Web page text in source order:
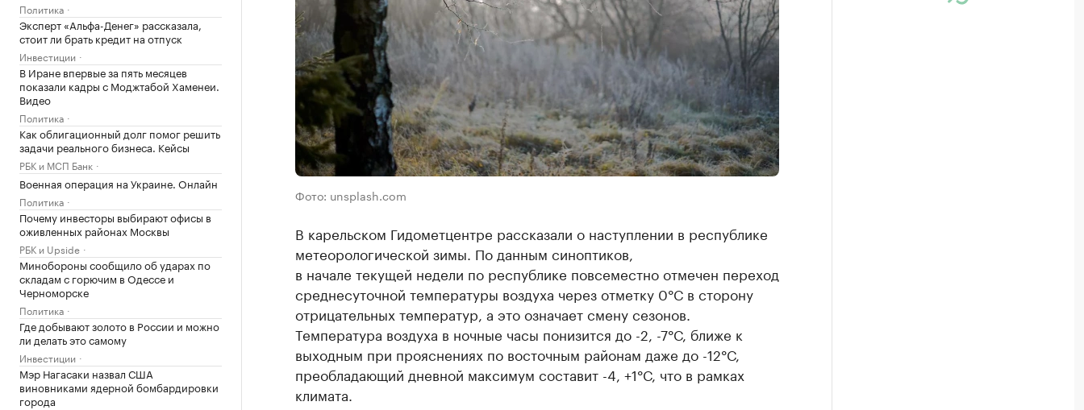
Политика
Эксперт «Альфа-Денег» рассказала,
стоит ли брать кредит на отпуск
Инвестиции
В Иране впервые за пять месяцев
показали кадры с Моджтабой Хаменеи.
Видео
Политика
Как облигационный долг помог решить
задачи реального бизнеса. Кейсы
РБК и МСП Банк
Военная операция на Украине. Онлайн
Политика
Почему инвесторы выбирают офисы в
оживленных районах Москвы
РБК и Upside
Минобороны сообщило об ударах по
складам с горючим в Одессе и
Черноморске
Политика
Где добывают золото в России и можно
ли делать это самому
Инвестиции
Мэр Нагасаки назвал США
виновниками ядерной бомбардировки
города
Фото: unsplash.com
В карельском Гидометцентре рассказали о наступлении в республике
метеорологической зимы. По данным синоптиков,
в начале текущей недели по республике повсеместно отмечен переход
среднесуточной температуры воздуха через отметку 0°С в сторону
отрицательных температур, а это означает смену сезонов.
Температура воздуха в ночные часы понизится до -2, -7°С, ближе к
выходным при прояснениях по восточным районам даже до -12°С,
преобладающий дневной максимум составит -4, +1°С, что в рамках
климата.